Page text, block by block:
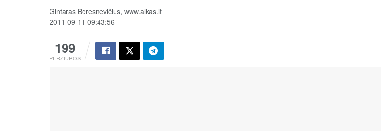
Gintaras Beresnevičius, www.alkas.lt
2011-09-11 09:43:56
199
PERŽIŪROS